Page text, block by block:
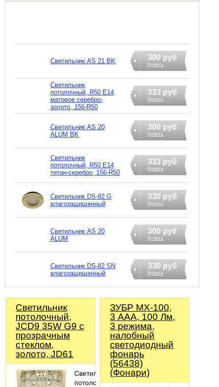
Светильник AS 21 BK 300 руб
Купить
Светильник
потолочный, R50 E14
матовое серебро-
золото, 156-R50
333 руб
Купить
Светильник AS 20
ALUM BK
300 руб
Купить
Светильник
потолочный, R50 E14
титан-серебро, 156-R50
333 руб
Купить
Светильник DS-82 G
влагозащищенный
330 руб
Купить
Светильник AS 20
ALUM
300 руб
Купить
Светильник DS-82 SN
влагозащищенный
330 руб
Купить
Светильник
потолочный,
JCD9 35W G9 с
прозрачным
стеклом,
золото, JD61
Светильник
потолочный:
ЗУБР МХ-100,
3 AAA, 100 Лм,
3 режима,
налобный
светодиодный
фонарь
(56438)
(Фонари)